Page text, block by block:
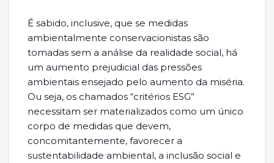
É sabido, inclusive, que se medidas
ambientalmente conservacionistas são
tomadas sem a análise da realidade social, há
um aumento prejudicial das pressões
ambientais ensejado pelo aumento da miséria.
Ou seja, os chamados “critérios ESG”
necessitam ser materializados como um único
corpo de medidas que devem,
concomitantemente, favorecer a
sustentabilidade ambiental, a inclusão social e